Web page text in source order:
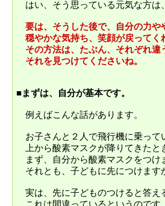
はい、そう思っている元気な方は
要は、そうした後で、自分の力や
穏やかな気持ち、笑顔が戻ってく
その方法は、たぶん、それぞれ違
それを見つけてくださいね。
■まずは、自分が基本です。
例えばこんな話があります。
お子さんと２人で飛行機に乗って
上から酸素マスクが降りてきたと
まず、自分から酸素マスクをつけ
それとも、子どもに先につけます
実は、先に子どものつけると答え